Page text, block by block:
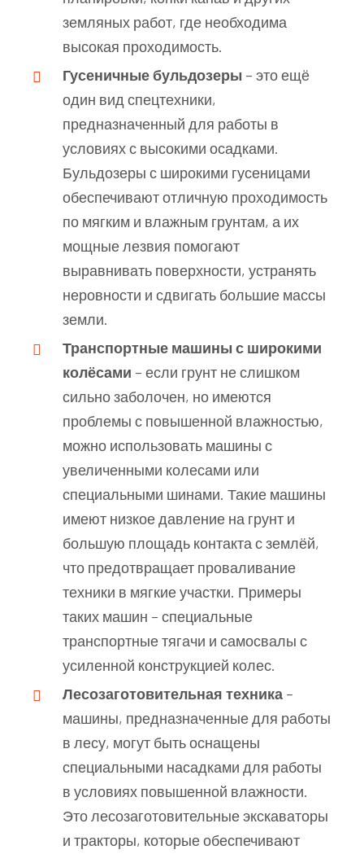
земляных работ, где необходима
высокая проходимость.
Гусеничные бульдозеры – это ещё
один вид спецтехники,
предназначенный для работы в
условиях с высокими осадками.
Бульдозеры с широкими гусеницами
обеспечивают отличную проходимость
по мягким и влажным грунтам, а их
мощные лезвия помогают
выравнивать поверхности, устранять
неровности и сдвигать большие массы
земли.
Транспортные машины с широкими
колёсами – если грунт не слишком
сильно заболочен, но имеются
проблемы с повышенной влажностью,
можно использовать машины с
увеличенными колесами или
специальными шинами. Такие машины
имеют низкое давление на грунт и
большую площадь контакта с землёй,
что предотвращает проваливание
техники в мягкие участки. Примеры
таких машин – специальные
транспортные тягачи и самосвалы с
усиленной конструкцией колес.
Лесозаготовительная техника –
машины, предназначенные для работы
в лесу, могут быть оснащены
специальными насадками для работы
в условиях повышенной влажности.
Это лесозаготовительные экскаваторы
и тракторы, которые обеспечивают